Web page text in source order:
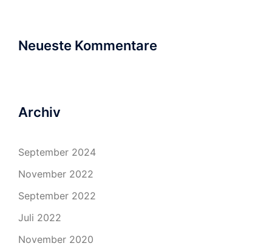
Neueste Kommentare
Archiv
September 2024
November 2022
September 2022
Juli 2022
November 2020